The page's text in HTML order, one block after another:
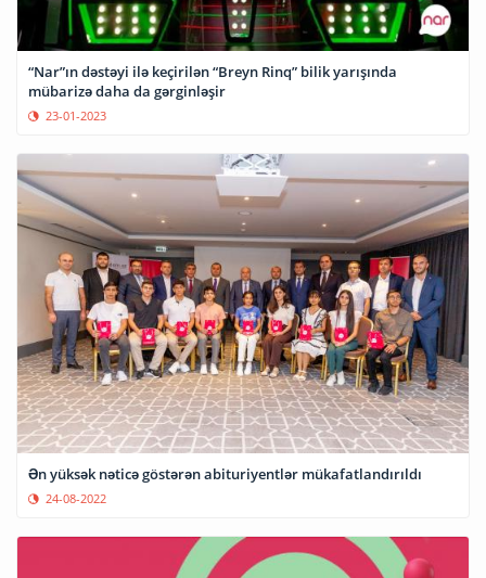
“Nar”ın dəstəyi ilə keçirilən “Breyn Rinq” bilik yarışında
mübarizə daha da gərginləşir
23-01-2023
Ən yüksək nəticə göstərən abituriyentlər mükafatlandırıldı
24-08-2022